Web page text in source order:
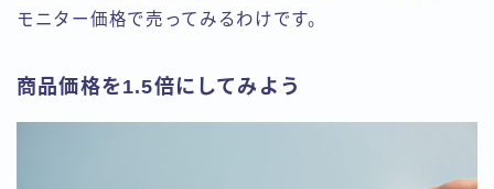
モニター価格で売ってみるわけです。
商品価格を1.5倍にしてみよう